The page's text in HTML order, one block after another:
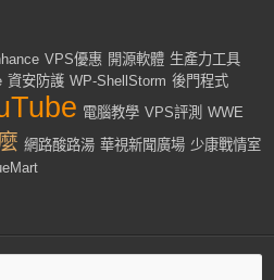
VPS優惠 開源軟體 生產力工具
資安防護 WP-ShellStorm 後門程式
電腦教學 VPS評測 WWE
網路酸路湯 華視新聞廣場 少康戰情室